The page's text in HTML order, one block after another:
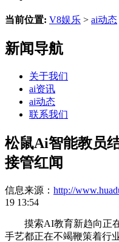
当前位置: V8娱乐 > ai动态
新闻导航
关于我们
ai资讯
ai动态
联系我们
松鼠Ai智能教员
接管红闻
信息来源： http://
19 13:54
摸索AI教育新趋向正在
手艺都正在不竭鞭策着行